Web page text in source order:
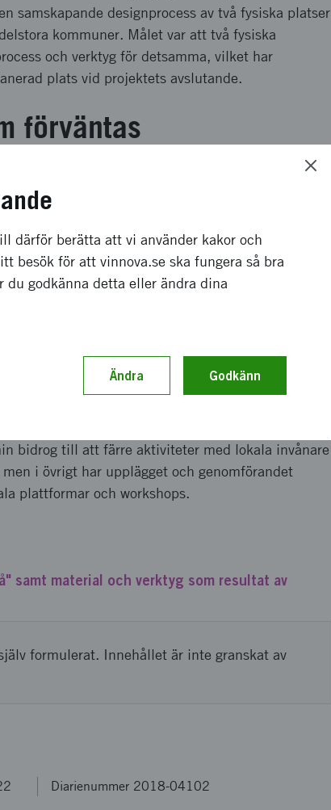
samskapande designprocess av två fysiska platser
kommuner. Målet var att två fysiska
och verktyg för detsamma, vilket har
plats vid projektets avslutande.
förväntas
leva på - verktyg och metoder för samskapade,
tillsammans med de berörda aktörerna i
i Mölndals kommun. Förväntade effekter
process och verktyg som förväntas leda till ökad
i stadsutveckling.
de fyra arbetspaketen 1) Discover, 2) Define,
bidrog till att färre aktiviteter med lokala invånare
i övrigt har upplägget och genomförandet
plattformar och workshops.
samt material och verktyg som resultat av
formulerat. Innehållet är inte granskat av
Diarienummer 2018-04102
därför berätta att vi använder kakor och
besök för att vinnova.se ska fungera så bra
du godkänna detta eller ändra dina
Ändra Godkänn